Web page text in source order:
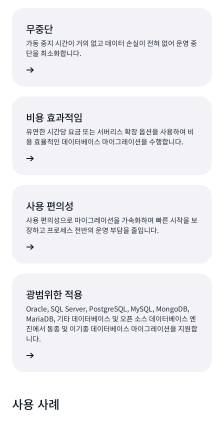
무중단
가동 중지 시간이 거의 없고 데이터 손실이 전혀 없어 운영 중
단을 최소화합니다.
비용 효과적임
유연한 시간당 요금 또는 서버리스 확장 옵션을 사용하여 비
용 효율적인 데이터베이스 마이그레이션을 수행합니다.
사용 편의성
사용 편의성으로 마이그레이션을 가속화하여 빠른 시작을 보
장하고 프로세스 전반의 운영 부담을 줄입니다.
광범위한 적용
Oracle, SQL Server, PostgreSQL, MySQL, MongoDB,
MariaDB, 기타 데이터베이스 및 오픈 소스 데이터베이스 엔
진에서 동종 및 이기종 데이터베이스 마이그레이션을 지원합
니다.
사용 사례